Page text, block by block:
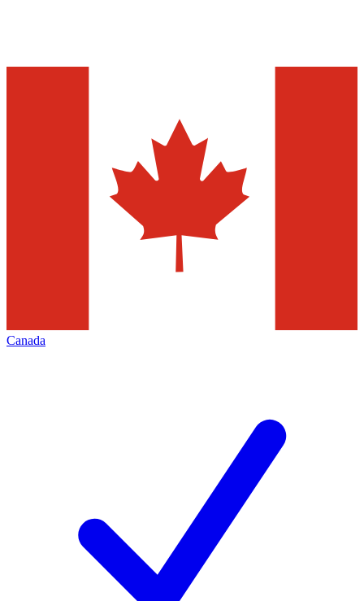
Canada